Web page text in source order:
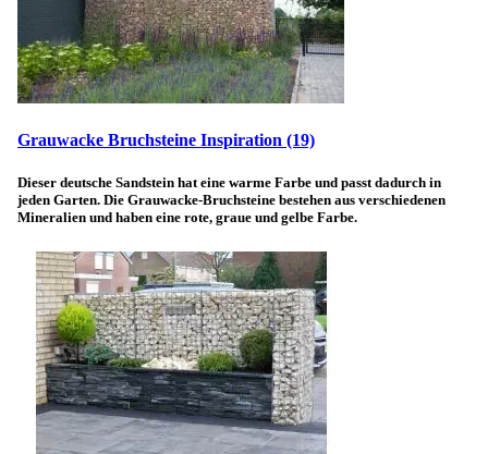
Grauwacke Bruchsteine Inspiration (19)
Dieser deutsche Sandstein hat eine warme Farbe und passt dadurch in
jeden Garten. Die Grauwacke-Bruchsteine bestehen aus verschiedenen
Mineralien und haben eine rote, graue und gelbe Farbe.